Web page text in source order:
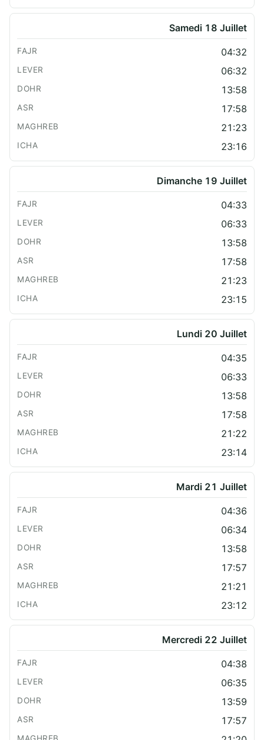
Samedi 18 Juillet
04:32
06:32
13:58
17:58
21:23
23:16
Dimanche 19 Juillet
04:33
06:33
13:58
17:58
21:23
23:15
Lundi 20 Juillet
04:35
06:33
13:58
17:58
21:22
23:14
Mardi 21 Juillet
04:36
06:34
13:58
17:57
21:21
23:12
Mercredi 22 Juillet
04:38
06:35
13:59
17:57